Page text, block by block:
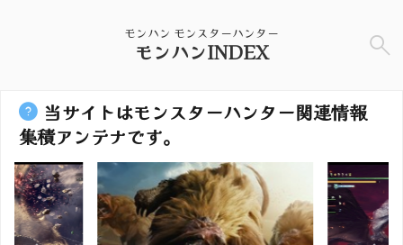
モンハン モンスターハンター
モンハンINDEX
当サイトはモンスターハンター関連情報
集積アンテナです。